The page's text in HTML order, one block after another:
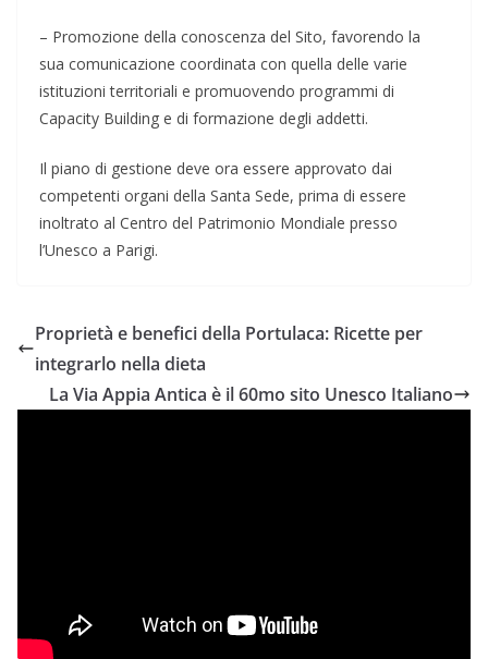
– Promozione della conoscenza del Sito, favorendo la
sua comunicazione coordinata con quella delle varie
istituzioni territoriali e promuovendo programmi di
Capacity Building e di formazione degli addetti.
Il piano di gestione deve ora essere approvato dai
competenti organi della Santa Sede, prima di essere
inoltrato al Centro del Patrimonio Mondiale presso
l’Unesco a Parigi.
Proprietà e benefici della Portulaca: Ricette per
integrarlo nella dieta
La Via Appia Antica è il 60mo sito Unesco Italiano